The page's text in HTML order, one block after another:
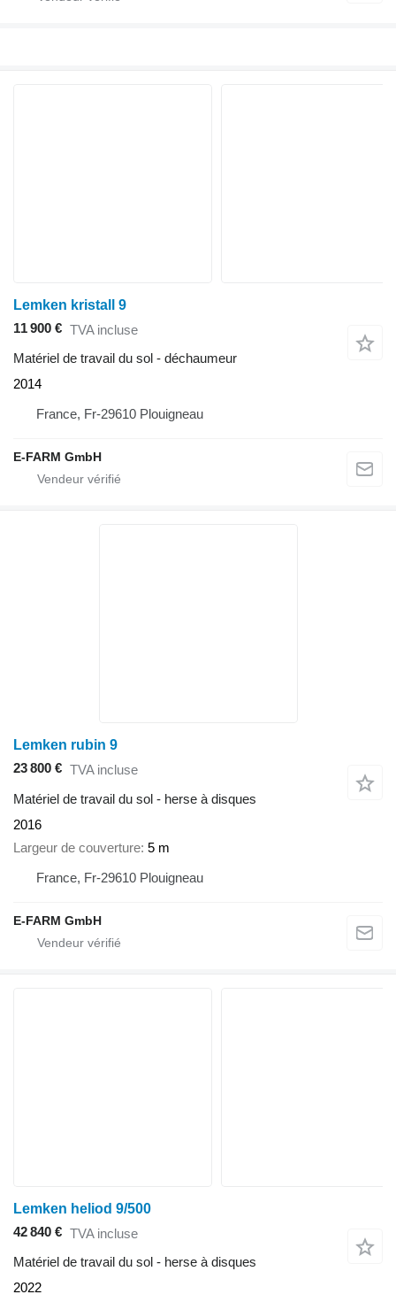
Lemken kristall 9
11 900 € TVA incluse
Matériel de travail du sol - déchaumeur
2014
France, Fr-29610 Plouigneau
E-FARM GmbH
Lemken rubin 9
23 800 € TVA incluse
Matériel de travail du sol - herse à disques
2016
Largeur de couverture 5 m
France, Fr-29610 Plouigneau
E-FARM GmbH
Lemken heliod 9/500
42 840 € TVA incluse
Matériel de travail du sol - herse à disques
2022